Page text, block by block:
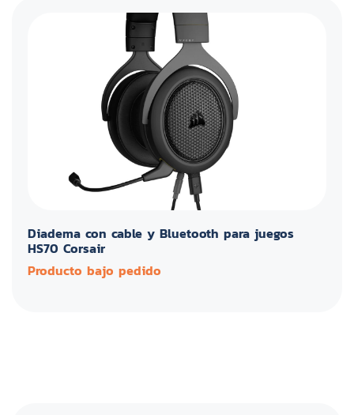
Diadema con cable y Bluetooth para juegos
HS70 Corsair
Producto bajo pedido